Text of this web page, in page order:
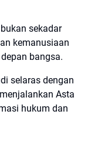
sekadar
kemanusiaan
bangsa.
selaras dengan
Asta
hukum dan